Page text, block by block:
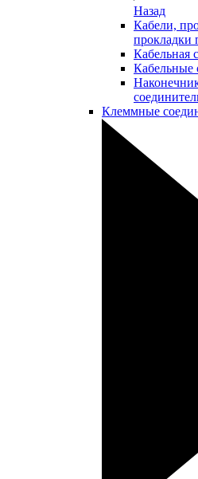
Назад
Кабели,
прокладки
Кабельная
Кабельные
Клеммные